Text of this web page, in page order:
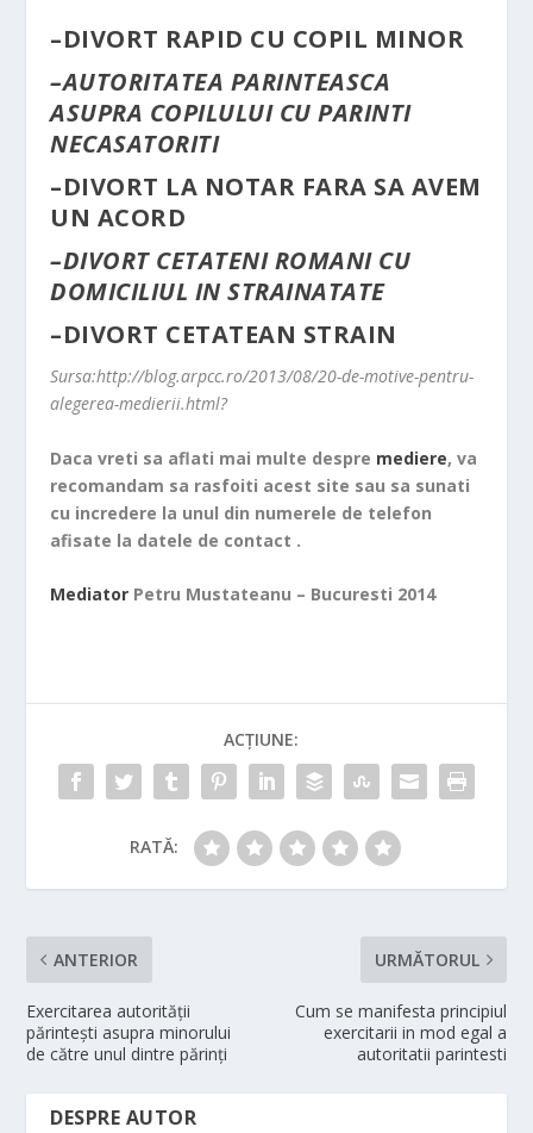
–DIVORT RAPID CU COPIL MINOR
–AUTORITATEA PARINTEASCA
ASUPRA COPILULUI CU PARINTI
NECASATORITI
–DIVORT LA NOTAR FARA SA AVEM
UN ACORD
–DIVORT CETATENI ROMANI CU
DOMICILIUL IN STRAINATATE
–DIVORT CETATEAN STRAIN
Sursa:http://blog.arpcc.ro/2013/08/20-de-motive-pentru-
alegerea-medierii.html?
Daca vreti sa aflati mai multe despre mediere, va
recomandam sa rasfoiti acest site sau sa sunati
cu incredere la unul din numerele de telefon
afisate la datele de contact .
Mediator Petru Mustateanu – Bucuresti 2014
ACȚIUNE:
RATĂ:
ANTERIOR
Exercitarea autorității
părintești asupra minorului
de către unul dintre părinți
URMĂTORUL
Cum se manifesta principiul
exercitarii in mod egal a
autoritatii parintesti
DESPRE AUTOR